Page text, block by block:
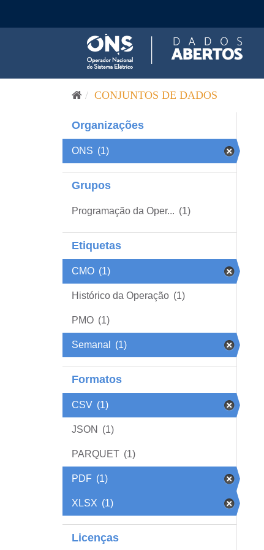
CONJUNTOS DE DADOS
Organizações
ONS (1)
Grupos
Programação da Oper... (1)
Etiquetas
CMO (1)
Histórico da Operação (1)
PMO (1)
Semanal (1)
Formatos
CSV (1)
JSON (1)
PARQUET (1)
PDF (1)
XLSX (1)
Licenças